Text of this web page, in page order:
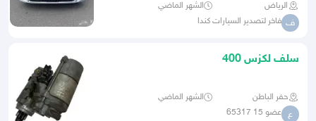
الرياض الشهر الماضي
ف فاخر لتصدير السيارات كندا
سلف لكزس 400
حفر الباطن الشهر الماضي
ع عضو 15 65317